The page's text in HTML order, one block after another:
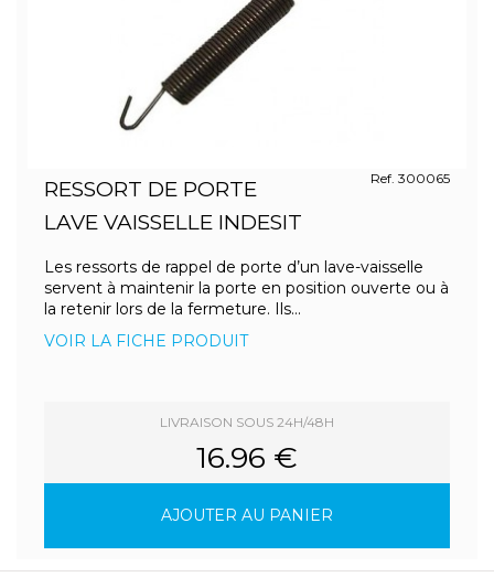
RESSORT DE PORTE
LAVE VAISSELLE INDESIT
Ref. 300065
Les ressorts de rappel de porte d’un lave-vaisselle
servent à maintenir la porte en position ouverte ou à
la retenir lors de la fermeture. Ils...
VOIR LA FICHE PRODUIT
LIVRAISON SOUS 24H/48H
16.96 €
AJOUTER AU PANIER